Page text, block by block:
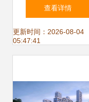
乡D2、D3组团获
批前公示，项目建
查看详情
更新时间：2026-08-04
05:47:41